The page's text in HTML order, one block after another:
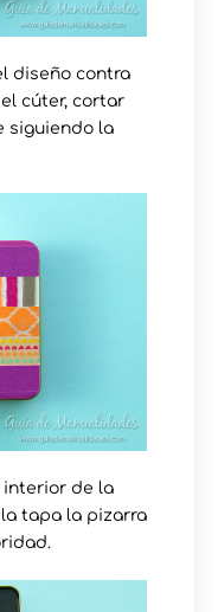
diseño contra
cúter, cortar
siguiendo la
interior de la
tapa la pizarra